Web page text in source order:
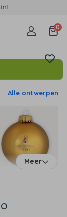
0
Alle ontwerpen
Meer